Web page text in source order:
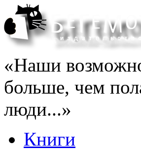
«Наши
больше, чем
люди...»
Книги